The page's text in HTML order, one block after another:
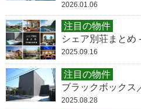
2026.01.06
注目の物件
シェア別荘まとめ
2025.09.16
注目の物件
ブラックボックス
2025.08.28